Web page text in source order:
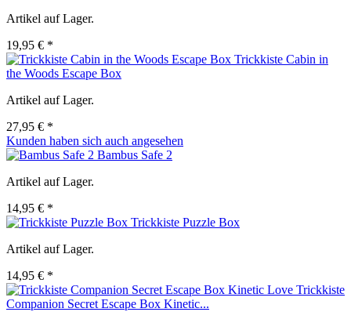
Artikel auf Lager.
19,95 € *
Trickkiste Cabin in
the Woods Escape Box
Artikel auf Lager.
27,95 € *
Kunden haben sich auch angesehen
Bambus Safe 2
Artikel auf Lager.
14,95 € *
Trickkiste Puzzle Box
Artikel auf Lager.
14,95 € *
Trickkiste
Companion Secret Escape Box Kinetic...